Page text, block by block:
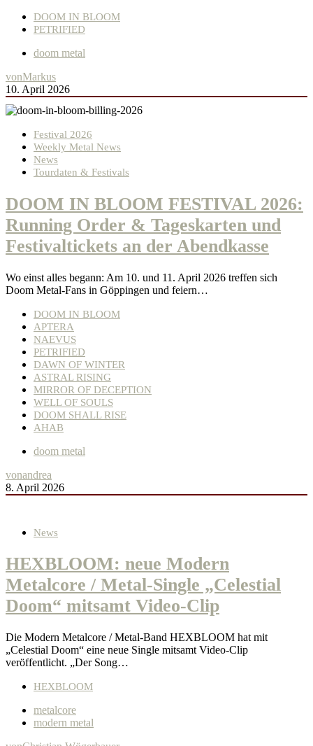
DOOM IN BLOOM
PETRIFIED
doom metal
vonMarkus
10. April 2026
Festival 2026
Weekly Metal News
News
Tourdaten & Festivals
DOOM IN BLOOM FESTIVAL 2026:
Running Order & Tageskarten und
Festivaltickets an der Abendkasse
Wo einst alles begann: Am 10. und 11. April 2026 treffen sich
Doom Metal-Fans in Göppingen und feiern…
DOOM IN BLOOM
APTERA
NAEVUS
PETRIFIED
DAWN OF WINTER
ASTRAL RISING
MIRROR OF DECEPTION
WELL OF SOULS
DOOM SHALL RISE
AHAB
doom metal
vonandrea
8. April 2026
News
HEXBLOOM: neue Modern
Metalcore / Metal-Single „Celestial
Doom“ mitsamt Video-Clip
Die Modern Metalcore / Metal-Band HEXBLOOM hat mit
„Celestial Doom“ eine neue Single mitsamt Video-Clip
veröffentlicht. „Der Song…
HEXBLOOM
metalcore
modern metal